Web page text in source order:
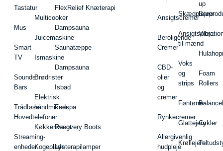
Tastatur
Mus
Smart
TV
Sounds
Bars
Trådløse
Hovedtelefoner
Streaming-
enheder
Multicooker
Juicemaskine
Ismaskine
Brødrister
Elektrisk
håndmikser
Køkkenvægt
Kogeplade
FlexRelief Knæterapi
Dampsauna
Saunatæppe
Dampsauna
Isbad
Fodspa
Recovery Boots
Lysterapilamper
Ansigtscremer
Beroligende
Cremer
CBD-
olier
og
cremer
Rynkecremer
Allergivenlig
hudpleje
Ansigtspleje
til mænd
Voks
og
strips
Føntørrer
Glattejern
Krøllejern
up
Barer
Foam
Rollers
Cykler